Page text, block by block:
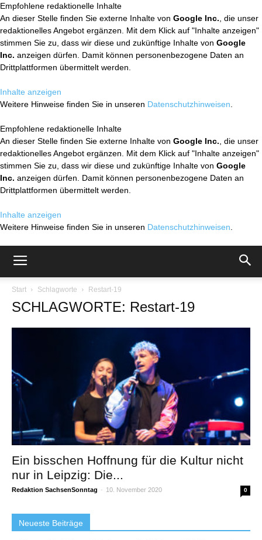
Empfohlene redaktionelle Inhalte
An dieser Stelle finden Sie externe Inhalte von Google Inc. , die unser
redaktionelles Angebot ergänzen. Mit dem Klick auf "Inhalte anzeigen"
stimmen Sie zu, dass wir diese und zukünftige Inhalte von Google
Inc. anzeigen dürfen. Damit können personenbezogene Daten an
Drittplattformen übermittelt werden.
Inhalte anzeigen
Weitere Hinweise finden Sie in unseren Datenschutzhinweisen
Empfohlene redaktionelle Inhalte
An dieser Stelle finden Sie externe Inhalte von Google Inc. , die unser
redaktionelles Angebot ergänzen. Mit dem Klick auf "Inhalte anzeigen"
stimmen Sie zu, dass wir diese und zukünftige Inhalte von Google
Inc. anzeigen dürfen. Damit können personenbezogene Daten an
Drittplattformen übermittelt werden.
Inhalte anzeigen
Weitere Hinweise finden Sie in unseren Datenschutzhinweisen
Start Schlagworte Restart-19
SCHLAGWORTE: Restart-19
Ein bisschen Hoffnung für die Kultur nicht
nur in Leipzig: Die...
Redaktion SachsenSonntag - 10. November 2020 0
Neueste Beiträge